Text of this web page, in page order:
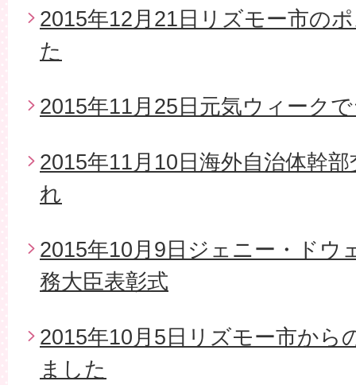
2015年12月21日リズモー市の
た
2015年11月25日元気ウィーク
2015年11月10日海外自治体幹
れ
2015年10月9日ジェニー・ドウ
務大臣表彰式
2015年10月5日リズモー市から
ました